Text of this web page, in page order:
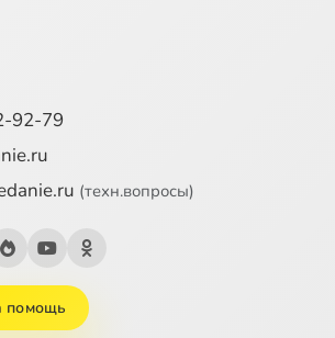
92-79
(техн.вопросы)
помощь